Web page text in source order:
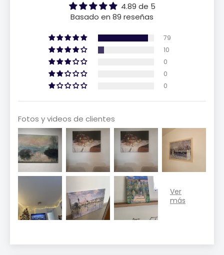
4.89 de 5
Basado en 89 reseñas
79
10
0
0
0
Fotos y videos de clientes